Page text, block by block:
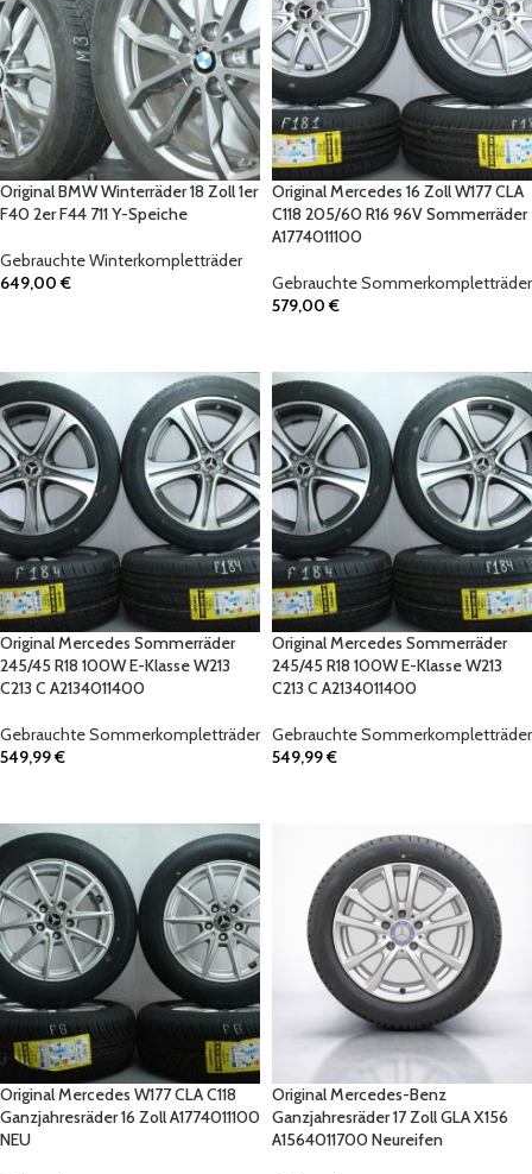
Original BMW Winterräder 18 Zoll 1er
F40 2er F44 711 Y-Speiche
Gebrauchte Winterkompletträder
649,00€
Original Mercedes 16 Zoll W177 CLA
C118 205/60 R16 96V Sommerräder
A1774011100
Gebrauchte Sommerkompletträder
579,00€
Original Mercedes Sommerräder
245/45 R18 100W E-Klasse W213
C213 C A2134011400
Gebrauchte Sommerkompletträder
549,99€
Original Mercedes Sommerräder
245/45 R18 100W E-Klasse W213
C213 C A2134011400
Gebrauchte Sommerkompletträder
549,99€
Original Mercedes W177 CLA C118
Ganzjahresräder 16 Zoll A1774011100
NEU
Original Mercedes-Benz
Ganzjahresräder 17 Zoll GLA X156
A1564011700 Neureifen